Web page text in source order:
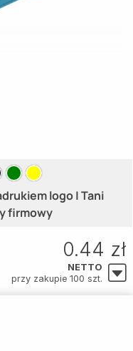
logo | Tani
firmowy
0.44 zł
NETTO
przy zakupie 100 szt.